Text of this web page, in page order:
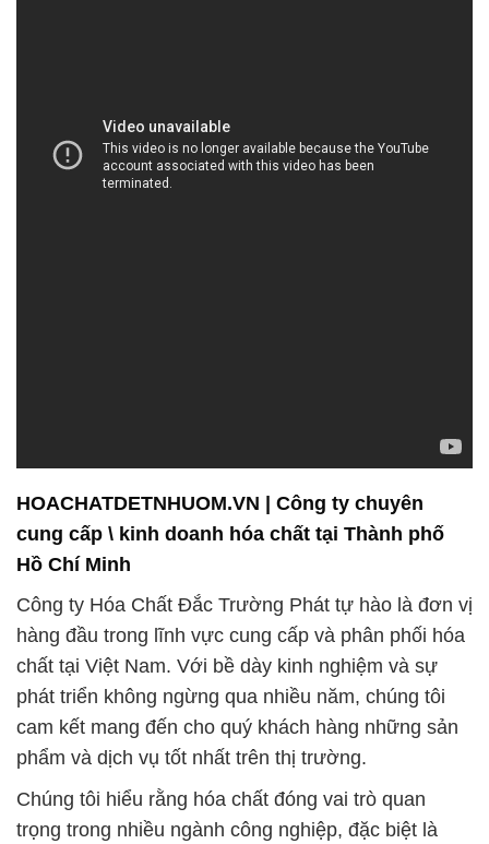
HOACHATDETNHUOM.VN | Công ty chuyên
cung cấp \ kinh doanh hóa chất tại Thành phố
Hồ Chí Minh
Công ty Hóa Chất Đắc Trường Phát tự hào là đơn vị
hàng đầu trong lĩnh vực cung cấp và phân phối hóa
chất tại Việt Nam. Với bề dày kinh nghiệm và sự
phát triển không ngừng qua nhiều năm, chúng tôi
cam kết mang đến cho quý khách hàng những sản
phẩm và dịch vụ tốt nhất trên thị trường.
Chúng tôi hiểu rằng hóa chất đóng vai trò quan
trọng trong nhiều ngành công nghiệp, đặc biệt là